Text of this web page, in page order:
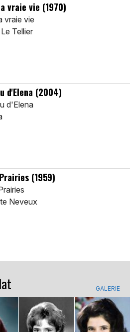
vraie vie (1970)
vraie vie
Tellier
d'Elena (2004)
d'Elena
(1959)
Neveux
GALERIE